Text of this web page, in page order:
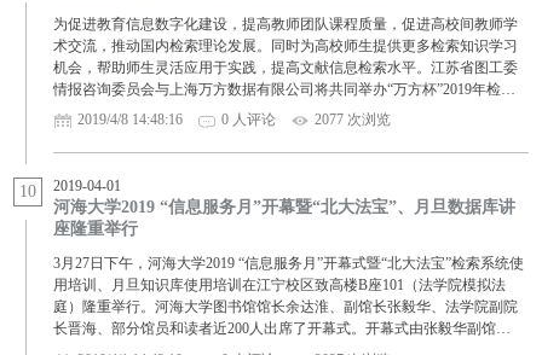
为促进教育信息数字化建设，提高教师团队课程质量，促进高校间教师学
术交流，推动国内检索理论发展。同时为高校师生提供更多检索知识学习
机会，帮助师生灵活应用于实践，提高文献信息检索水平。江苏省图工委
情报咨询委员会与上海万方数据有限公司将共同举办“万方杯”2019年检…
2019/4/8 14:48:16
0 人评论 2077 次浏览
10 2019-04-01
河海大学2019 “信息服务月”开幕暨“北大法宝”、月旦数据库讲
座隆重举行
3月27日下午，河海大学2019 “信息服务月”开幕式暨“北大法宝”检索系统使
用培训、月旦知识库使用培训在江宁校区致高楼B座101（法学院模拟法
庭）隆重举行。河海大学图书馆馆长余达淮、副馆长张毅华、法学院副院
长晋海、部分馆员和读者近200人出席了开幕式。开幕式由张毅华副馆…